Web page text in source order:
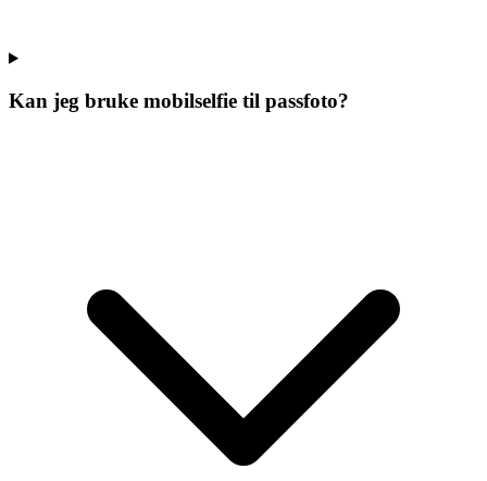
Kan jeg bruke mobilselfie til passfoto?